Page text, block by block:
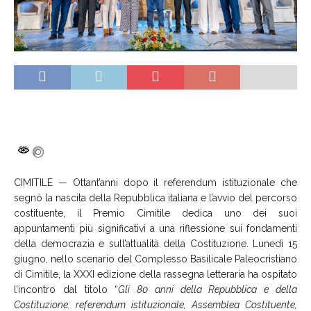
CIMITILE — Ottant’anni dopo il referendum istituzionale che
segnò la nascita della Repubblica italiana e l’avvio del percorso
costituente, il Premio Cimitile dedica uno dei suoi
appuntamenti più significativi a una riflessione sui fondamenti
della democrazia e sull’attualità della Costituzione. Lunedì 15
giugno, nello scenario del Complesso Basilicale Paleocristiano
di Cimitile, la XXXI edizione della rassegna letteraria ha ospitato
l’incontro dal titolo “Gli 80 anni della Repubblica e della
Costituzione: referendum istituzionale, Assemblea Costituente,